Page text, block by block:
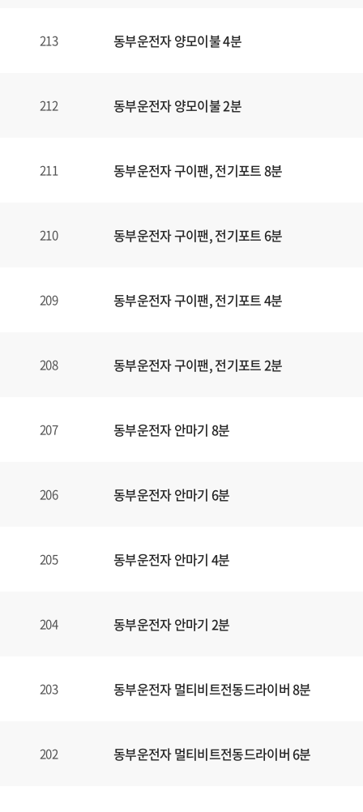
213 동부운전자 양모이불 4분
212 동부운전자 양모이불 2분
211 동부운전자 구이팬, 전기포트 8분
210 동부운전자 구이팬, 전기포트 6분
209 동부운전자 구이팬, 전기포트 4분
208 동부운전자 구이팬, 전기포트 2분
207 동부운전자 안마기 8분
206 동부운전자 안마기 6분
205 동부운전자 안마기 4분
204 동부운전자 안마기 2분
203 동부운전자 멀티비트전동드라이버 8분
202 동부운전자 멀티비트전동드라이버 6분